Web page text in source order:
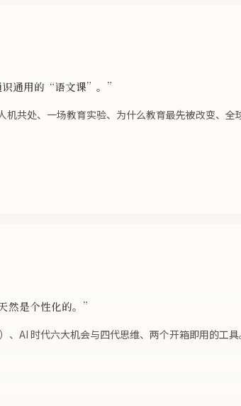
识通用的“语文课”。”
共处、一场教育实验、为什么教育最先被改变、全
然是个性化的。”
AI 时代六大机会与四代思维、两个开箱即用的工具